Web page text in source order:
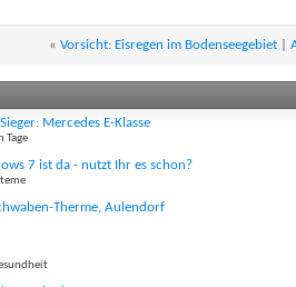
« Vorsicht: Eisregen im Bodenseegebiet|
Mercedes E-Klasse
Tage
7 ist da - nutzt Ihr es schon?
Therme, Aulendorf